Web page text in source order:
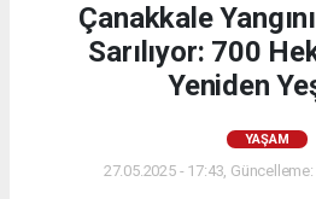
Çanakkale
Sarılıyor: 700
Yeniden
YAŞAM
27.05.2025 - 17:43,